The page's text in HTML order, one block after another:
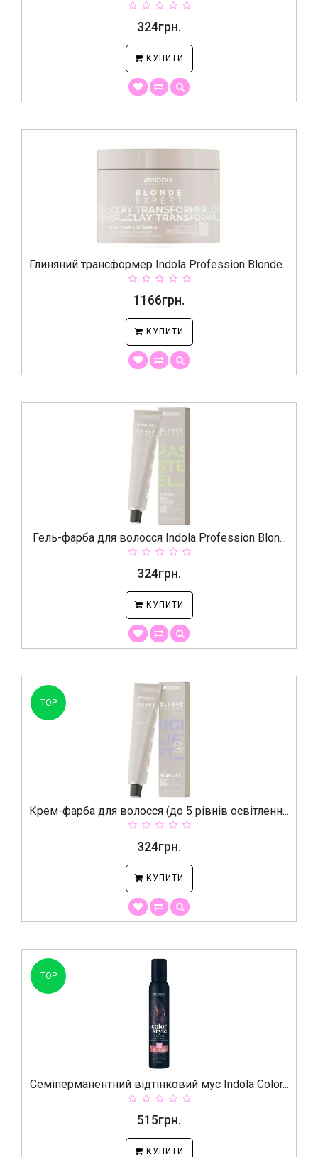
324грн.
КУПИТИ
Глиняний трансформер Indola Profession Blonde...
1166грн.
КУПИТИ
Гель-фарба для волосся Indola Profession Blon...
324грн.
КУПИТИ
TOP
Крем-фарба для волосся (до 5 рівнів освітленн...
324грн.
КУПИТИ
TOP
Семіперманентний відтінковий мус Indola Color...
515грн.
КУПИТИ